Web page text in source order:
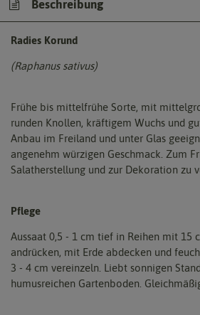
Beschreibung
Radies Korund
(Raphanus sativus)
Frühe bis mittelfrühe Sorte, mit
runden Knollen, kräftigem Wuchs und
Anbau im Freiland und unter Glas
angenehm würzigen Geschmack. Zum
Salatherstellung und zur Dekoration zu
Pflege
Aussaat 0,5 - 1 cm tief in Reihen mit 15
andrücken, mit Erde abdecken und
3 - 4 cm vereinzeln. Liebt sonnigen
humusreichen Gartenboden.